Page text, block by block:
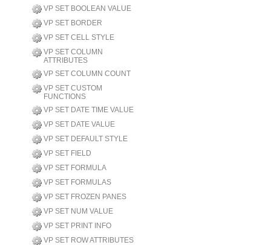
VP SET BOOLEAN VALUE
VP SET BORDER
VP SET CELL STYLE
VP SET COLUMN
ATTRIBUTES
VP SET COLUMN COUNT
VP SET CUSTOM
FUNCTIONS
VP SET DATE TIME VALUE
VP SET DATE VALUE
VP SET DEFAULT STYLE
VP SET FIELD
VP SET FORMULA
VP SET FORMULAS
VP SET FROZEN PANES
VP SET NUM VALUE
VP SET PRINT INFO
VP SET ROW ATTRIBUTES